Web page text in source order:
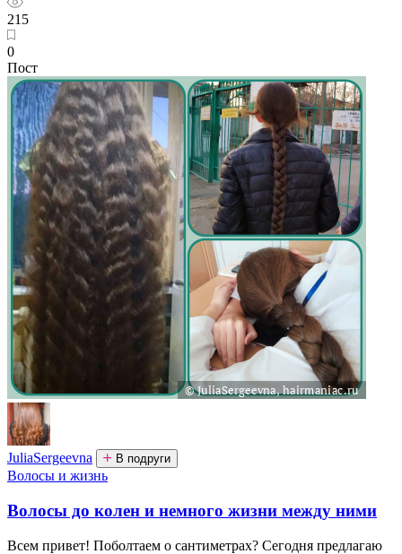
215
0
Пост
JuliaSergeevna В подруги
Волосы и жизнь
Волосы до колен и немного жизни между ними
Всем привет! Поболтаем о сантиметрах? Сегодня предлагаю